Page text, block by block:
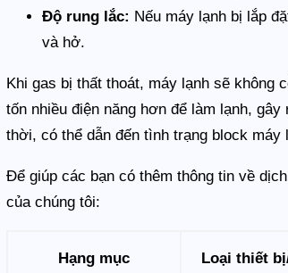
Độ rung lắc: Nếu máy lạnh bị lắp
và hở.
Khi gas bị thất thoát, máy lạnh sẽ không
tốn nhiều điện năng hơn để làm lạnh,
thời, có thể dẫn đến tình trạng block
Để giúp các bạn có thêm thông tin về
của chúng tôi:
Hạng mục Loại thiết